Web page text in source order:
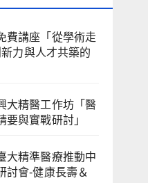
費講座「從學術走
力與⼈才共築的
大精醫工作坊「醫
要與實戰研討」
大精準醫療推動中
討會-健康長壽＆